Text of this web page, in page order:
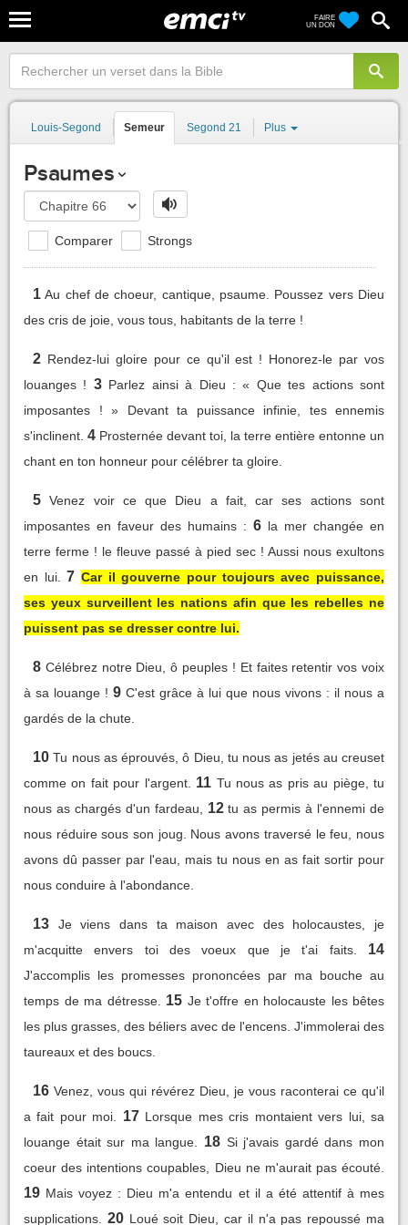
FAIRE
UN DON
Louis-Segond Semeur Segond 21 Plus
Psaumes
Comparer Strongs
1 Au chef de choeur, cantique, psaume. Poussez vers Dieu
des cris de joie, vous tous, habitants de la terre !
2 Rendez-lui gloire pour ce qu'il est ! Honorez-le par vos
louanges ! 3 Parlez ainsi à Dieu : « Que tes actions sont
imposantes ! » Devant ta puissance infinie, tes ennemis
s'inclinent. 4 Prosternée devant toi, la terre entière entonne un
chant en ton honneur pour célébrer ta gloire.
5 Venez voir ce que Dieu a fait, car ses actions sont
imposantes en faveur des humains : 6 la mer changée en
terre ferme ! le fleuve passé à pied sec ! Aussi nous exultons
en lui.
7 Car il gouverne pour toujours avec puissance,
ses yeux surveillent les nations afin que les rebelles ne
puissent pas se dresser contre lui.
8 Célébrez notre Dieu, ô peuples ! Et faites retentir vos voix
à sa louange ! 9 C'est grâce à lui que nous vivons : il nous a
gardés de la chute.
10 Tu nous as éprouvés, ô Dieu, tu nous as jetés au creuset
comme on fait pour l'argent.
11 Tu nous as pris au piège, tu
nous as chargés d'un fardeau,
12 tu as permis à l'ennemi de
nous réduire sous son joug. Nous avons traversé le feu, nous
avons dû passer par l'eau, mais tu nous en as fait sortir pour
nous conduire à l'abondance.
13
Je viens dans ta maison avec des holocaustes, je
m'acquitte envers toi des voeux que je t'ai faits.
14
J'accomplis les promesses prononcées par ma bouche au
temps de ma détresse.
15 Je t'offre en holocauste les bêtes
les plus grasses, des béliers avec de l'encens. J'immolerai des
taureaux et des boucs.
16 Venez, vous qui révérez Dieu, je vous raconterai ce qu'il
a fait pour moi.
17 Lorsque mes cris montaient vers lui, sa
louange était sur ma langue.
18 Si j'avais gardé dans mon
coeur des intentions coupables, Dieu ne m'aurait pas écouté.
19 Mais voyez : Dieu m'a entendu et il a été attentif à mes
supplications.
20 Loué soit Dieu, car il n'a pas repoussé ma